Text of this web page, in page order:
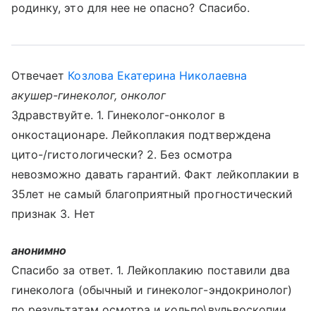
родинку, это для нее не опасно? Спасибо.
Отвечает Козлова Екатерина Николаевна
акушер-гинеколог, онколог
Здравствуйте. 1. Гинеколог-онколог в
онкостационаре. Лейкоплакия подтверждена
цито-/гистологически? 2. Без осмотра
невозможно давать гарантий. Факт лейкоплакии в
35лет не самый благоприятный прогностический
признак 3. Нет
анонимно
Спасибо за ответ. 1. Лейкоплакию поставили два
гинеколога (обычный и гинеколог-эндокринолог)